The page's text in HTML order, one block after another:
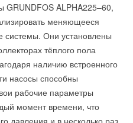
ALPHA225–60,
меняющееся
системы. Они установлены
тёплого пола
наличию встроенного
насосы способны
рабочие параметры
момент времени, что